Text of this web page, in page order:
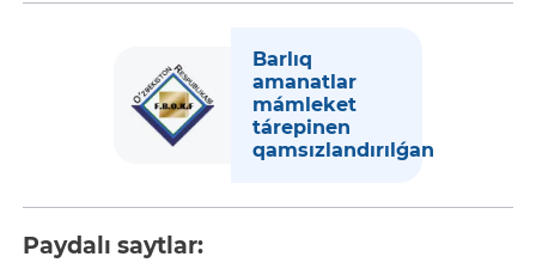
Barlıq
amanatlar
mámleket
tárepinen
qamsızlandırılǵan
Paydalı saytlar: